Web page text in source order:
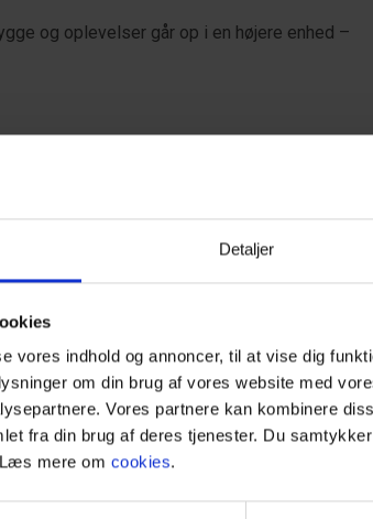
Detaljer
vores indhold og annoncer, til at vise dig
om din brug af vores website med
Vores partnere kan kombinere
fra din brug af deres tjenester. Du
mere om cookies.
og oplevelser går op i en højere enhed –
cm).